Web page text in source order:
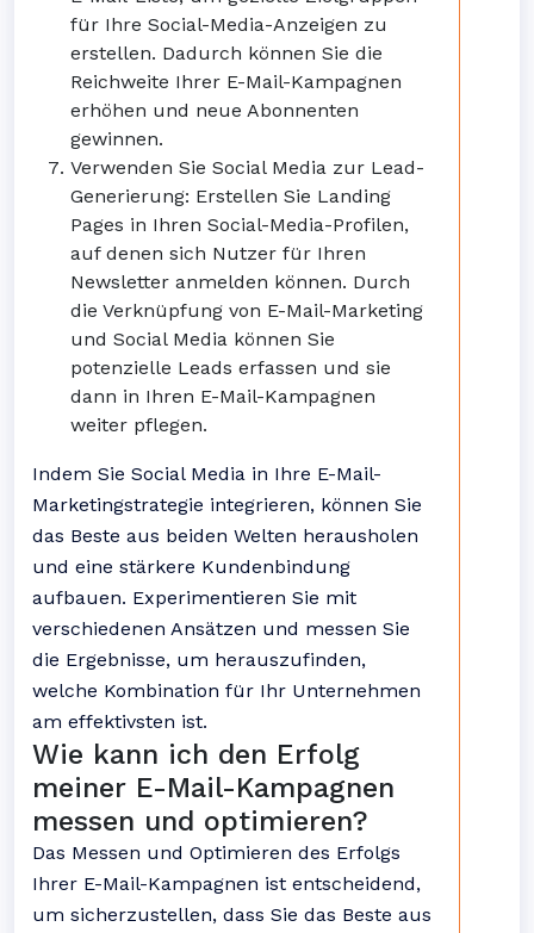
für Ihre Social-Media-Anzeigen zu
erstellen. Dadurch können Sie die
Reichweite Ihrer E-Mail-Kampagnen
erhöhen und neue Abonnenten
gewinnen.
Verwenden Sie Social Media zur Lead-
Generierung: Erstellen Sie Landing
Pages in Ihren Social-Media-Profilen,
auf denen sich Nutzer für Ihren
Newsletter anmelden können. Durch
die Verknüpfung von E-Mail-Marketing
und Social Media können Sie
potenzielle Leads erfassen und sie
dann in Ihren E-Mail-Kampagnen
weiter pflegen.
Indem Sie Social Media in Ihre E-Mail-
Marketingstrategie integrieren, können Sie
das Beste aus beiden Welten herausholen
und eine stärkere Kundenbindung
aufbauen. Experimentieren Sie mit
verschiedenen Ansätzen und messen Sie
die Ergebnisse, um herauszufinden,
welche Kombination für Ihr Unternehmen
am effektivsten ist.
Wie kann ich den Erfolg
meiner E-Mail-Kampagnen
messen und optimieren?
Das Messen und Optimieren des Erfolgs
Ihrer E-Mail-Kampagnen ist entscheidend,
um sicherzustellen, dass Sie das Beste aus